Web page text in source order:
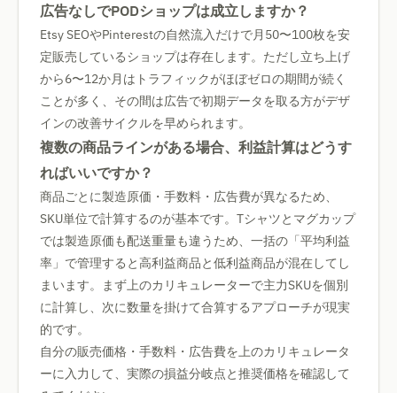
広告なしでPODショップは成立しますか？
Etsy SEOやPinterestの自然流入だけで月50〜100枚を安
定販売しているショップは存在します。ただし立ち上げ
から6〜12か月はトラフィックがほぼゼロの期間が続く
ことが多く、その間は広告で初期データを取る方がデザ
インの改善サイクルを早められます。
複数の商品ラインがある場合、利益計算はどうす
ればいいですか？
商品ごとに製造原価・手数料・広告費が異なるため、
SKU単位で計算するのが基本です。Tシャツとマグカップ
では製造原価も配送重量も違うため、一括の「平均利益
率」で管理すると高利益商品と低利益商品が混在してし
まいます。まず上のカリキュレーターで主力SKUを個別
に計算し、次に数量を掛けて合算するアプローチが現実
的です。
自分の販売価格・手数料・広告費を上のカリキュレータ
ーに入力して、実際の損益分岐点と推奨価格を確認して